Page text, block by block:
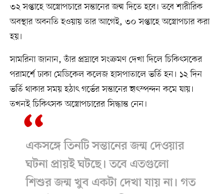
৩২ সপ্তাহে অস্ত্রোপচারে সন্তানের জন্ম দিতে হবে। তবে শারীরিক
অবস্থার অবনতি হওয়ায় তার আগেই, ৩০ সপ্তাহে অস্ত্রোপচার করা
হয়।
সামরিনা জানান, তাঁর প্রস্রাবে সংক্রমণ দেখা দিলে চিকিৎসকের
পরামর্শে ঢাকা মেডিকেল কলেজ হাসপাতালে ভর্তি হন। ১২ দিন
ভর্তি থাকার সময় হঠাৎ গর্ভের সন্তানের হৃৎস্পন্দন কমে যায়।
তখনই চিকিৎসক অস্ত্রোপচারের সিদ্ধান্ত নেন।
একসঙ্গে তিনটি সন্তানের জন্ম দেওয়ার
ঘটনা প্রায়ই ঘটছে। তবে এতগুলো
শিশুর জন্ম খুব একটা দেখা যায় না। গত